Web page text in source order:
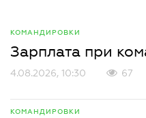
КОМАНДИРОВКИ
Зарплата при
4.08.2026, 10:30 67
КОМАНДИРОВКИ